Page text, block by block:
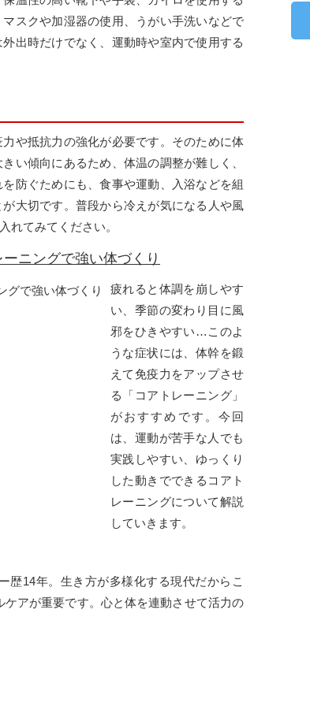
スクや加湿器の使用、うがい手洗いなどで
出時だけでなく、運動時や室内で使用する
や抵抗力の強化が必要です。そのために体
い傾向にあるため、体温の調整が難しく、
防ぐためにも、食事や運動、入浴などを組
大切です。普段から冷えが気になる人や風
れてみてください。
ニングで強い体づくり
疲れると体調を崩しやす
い、季節の変わり目に風
邪をひきやすい…このよ
うな症状には、体幹を鍛
えて免疫力をアップさせ
る「コアトレーニング」
がおすすめです。今回
は、運動が苦手な人でも
実践しやすい、ゆっくり
した動きでできるコアト
レーニングについて解説
していきます。
歴14年。生き方が多様化する現代だからこ
アが重要です。心と体を連動させて活力の